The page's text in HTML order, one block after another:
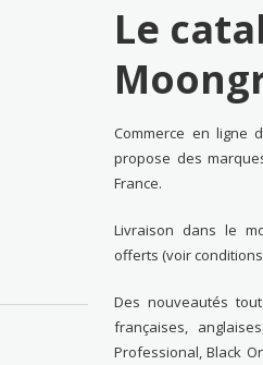
Le
Commerce en ligne
propose des
France.
Livraison dans le
offerts (voir
Des nouveautés
françaises,
Professional, Black